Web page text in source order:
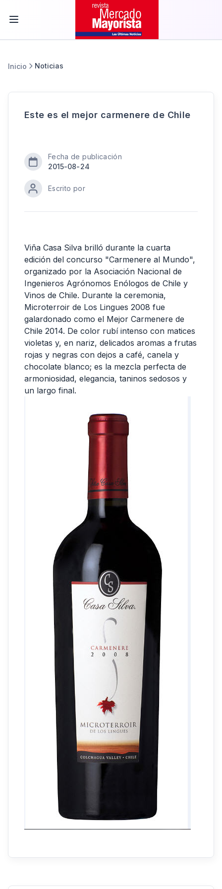
Inicio Noticias
Este es el mejor carmenere de Chile
Fecha de publicación
2015-08-24
Escrito por
Viña Casa Silva brilló durante la cuarta
edición del concurso "Carmenere al Mundo",
organizado por la Asociación Nacional de
Ingenieros Agrónomos Enólogos de Chile y
Vinos de Chile. Durante la ceremonia,
Microterroir de Los Lingues 2008 fue
galardonado como el Mejor Carmenere de
Chile 2014. De color rubí intenso con matices
violetas y, en nariz, delicados aromas a frutas
rojas y negras con dejos a café, canela y
chocolate blanco; es la mezcla perfecta de
armoniosidad, elegancia, taninos sedosos y
un largo final.